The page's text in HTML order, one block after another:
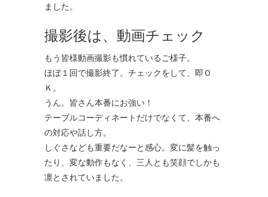
ました。
撮影後は、動画チェック
もう皆様動画撮影も慣れているご様子。
ほぼ１回で撮影終了。チェックをして、即Ｏ
Ｋ。
うん。皆さん本番にお強い！
テーブルコーディネートだけでなくて、本番へ
の対応や話し方。
しぐさなども重要だなーと感心。変に髪を触っ
たり、変な動作もなく、三人とも笑顔でしかも
凛とされていました。